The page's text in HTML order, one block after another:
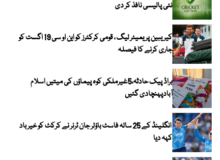
نئی پالیسی نافذ کر دی
کیریبین پریمیئر لیگ ، قومی کرکٹرز کو این او سی 19 اگست کو
جاری کرنے کا فیصلہ
براڈ پیک حادثہ،5غیرملکی کوہ پیماؤں کی میتیں اسلام
آبادپہنچادی گئیں
انگلینڈ کے 25 سالہ فاسٹ باؤلر جان ٹرنر نے کرکٹ کو خیر باد
کہہ دیا